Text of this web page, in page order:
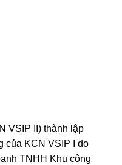
VSIP II) thành lập
của KCN VSIP I do
TNHH Khu công